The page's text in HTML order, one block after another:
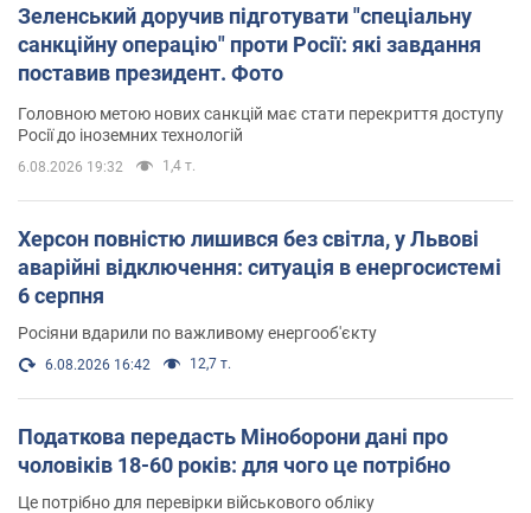
Зеленський доручив підготувати "спеціальну
санкційну операцію" проти Росії: які завдання
поставив президент. Фото
Головною метою нових санкцій має стати перекриття доступу
Росії до іноземних технологій
6.08.2026 19:32 1,4 т.
Херсон повністю лишився без світла, у Львові
аварійні відключення: ситуація в енергосистемі
6 серпня
Росіяни вдарили по важливому енергооб'єкту
6.08.2026 16:42 12,7 т.
Податкова передасть Міноборони дані про
чоловіків 18-60 років: для чого це потрібно
Це потрібно для перевірки військового обліку